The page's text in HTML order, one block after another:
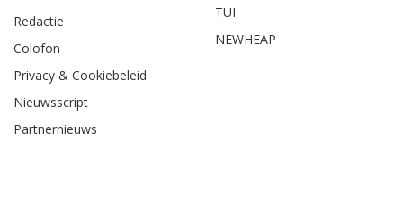
Redactie
Colofon
Privacy & Cookiebeleid
Nieuwsscript
Partnernieuws
TUI
NEWHEAP